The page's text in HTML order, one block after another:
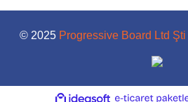
© 2025 Progressive Board Ltd Şti
ideasoft